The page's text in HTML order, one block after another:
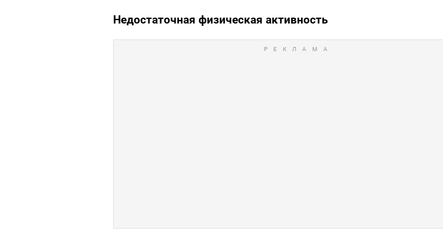
Недостаточная физическая активность